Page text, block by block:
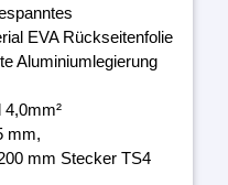
EVA Rückseitenfolie
Aluminiumlegierung
4,0mm²
mm,
mm Stecker TS4